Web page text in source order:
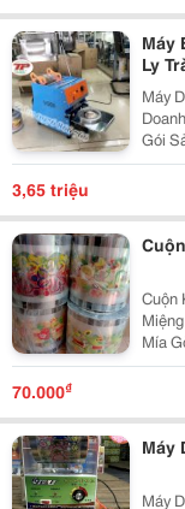
Máy
Ly
Máy Dán
Gói
Nước
Cần
3,65 triệu
Cuộn
Mía Gò Vấp: 485/4 Phan Văn Trị, P.5, Q.gò Vấp, Hcm
(Đối
70.000₫
Máy
Máy Dán